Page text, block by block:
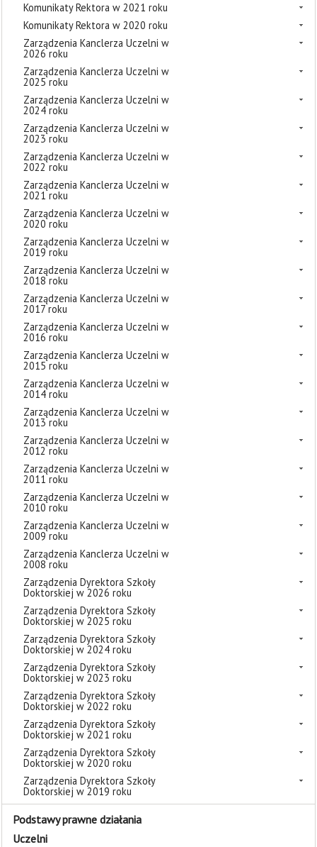
Komunikaty Rektora w 2021 roku
Komunikaty Rektora w 2020 roku
Zarządzenia Kanclerza Uczelni w
2026 roku
Zarządzenia Kanclerza Uczelni w
2025 roku
Zarządzenia Kanclerza Uczelni w
2024 roku
Zarządzenia Kanclerza Uczelni w
2023 roku
Zarządzenia Kanclerza Uczelni w
2022 roku
Zarządzenia Kanclerza Uczelni w
2021 roku
Zarządzenia Kanclerza Uczelni w
2020 roku
Zarządzenia Kanclerza Uczelni w
2019 roku
Zarządzenia Kanclerza Uczelni w
2018 roku
Zarządzenia Kanclerza Uczelni w
2017 roku
Zarządzenia Kanclerza Uczelni w
2016 roku
Zarządzenia Kanclerza Uczelni w
2015 roku
Zarządzenia Kanclerza Uczelni w
2014 roku
Zarządzenia Kanclerza Uczelni w
2013 roku
Zarządzenia Kanclerza Uczelni w
2012 roku
Zarządzenia Kanclerza Uczelni w
2011 roku
Zarządzenia Kanclerza Uczelni w
2010 roku
Zarządzenia Kanclerza Uczelni w
2009 roku
Zarządzenia Kanclerza Uczelni w
2008 roku
Zarządzenia Dyrektora Szkoły
Doktorskiej w 2026 roku
Zarządzenia Dyrektora Szkoły
Doktorskiej w 2025 roku
Zarządzenia Dyrektora Szkoły
Doktorskiej w 2024 roku
Zarządzenia Dyrektora Szkoły
Doktorskiej w 2023 roku
Zarządzenia Dyrektora Szkoły
Doktorskiej w 2022 roku
Zarządzenia Dyrektora Szkoły
Doktorskiej w 2021 roku
Zarządzenia Dyrektora Szkoły
Doktorskiej w 2020 roku
Zarządzenia Dyrektora Szkoły
Doktorskiej w 2019 roku
Podstawy prawne działania
Uczelni